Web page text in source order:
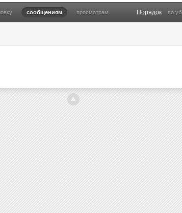
сообщениям просмотрам Порядок по